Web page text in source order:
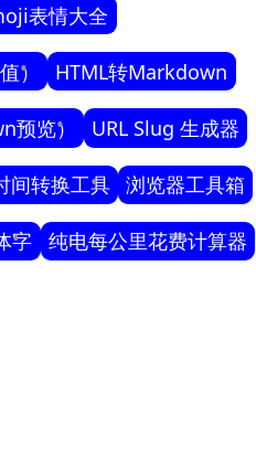
表情大全
） HTML转Markdown
览） URL Slug 生成器
间转换工具 浏览器工具箱
字 纯电每公里花费计算器